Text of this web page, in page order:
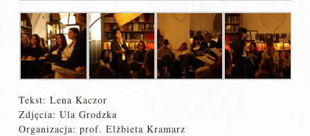
Tekst: Lena Kaczor
Zdjęcia: Ula Grodzka
Organizacja: prof. Elżbieta Kramarz